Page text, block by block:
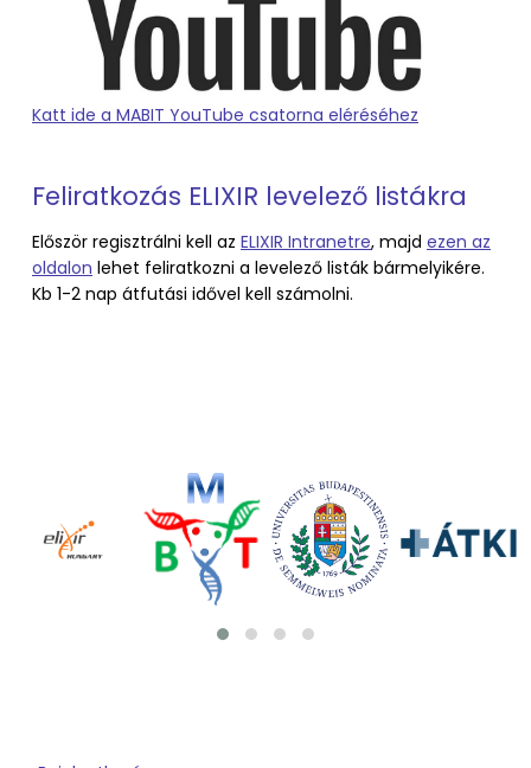
Katt ide a MABIT YouTube csatorna eléréséhez
Feliratkozás ELIXIR levelező listákra
Először regisztrálni kell az ELIXIR Intranetre, majd ezen az
oldalon lehet feliratkozni a levelező listák bármelyikére.
Kb 1-2 nap átfutási idővel kell számolni.